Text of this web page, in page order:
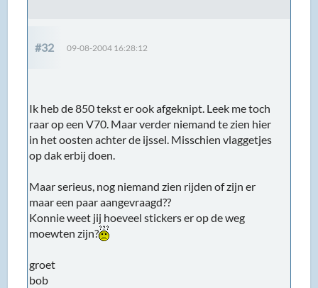
#32 09-08-2004 16:28:12
Ik heb de 850 tekst er ook afgeknipt. Leek me toch
raar op een V70. Maar verder niemand te zien hier
in het oosten achter de ijssel. Misschien vlaggetjes
op dak erbij doen.
Maar serieus, nog niemand zien rijden of zijn er
maar een paar aangevraagd??
Konnie weet jij hoeveel stickers er op de weg
moewten zijn?
groet
bob